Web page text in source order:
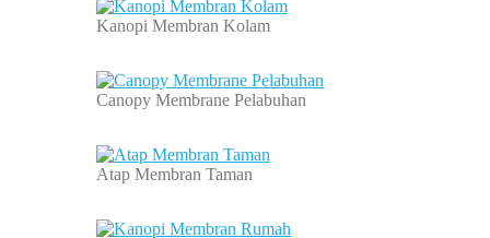
Kanopi Membran Kolam
Canopy Membrane Pelabuhan
Atap Membran Taman